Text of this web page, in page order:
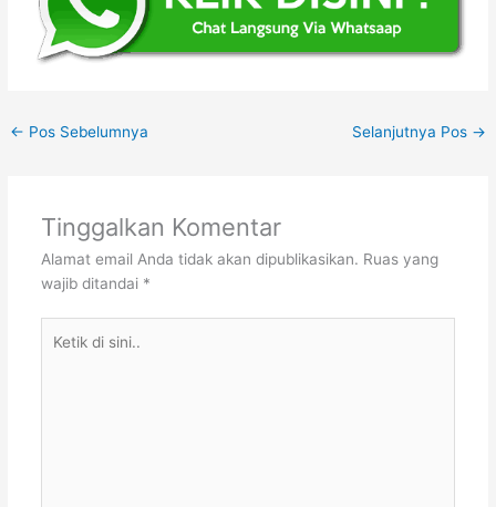
← Pos Sebelumnya Selanjutnya Pos →
Tinggalkan Komentar
Alamat email Anda tidak akan dipublikasikan. Ruas yang
wajib ditandai *